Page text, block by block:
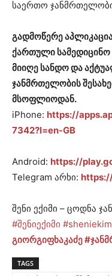
საერთო
გადმოწერე აპლიკაცია
ქართული
მიიღე სანდო და
ჯანმრთელობის
მსოფლიოდან.
iPhone: https://
7342?l=en-GB
Android: https://
Telegram არხი:
შენი ექიმი – ცოდნა
#შენიექიმი
გიორგიფხაკაძე
TAGS